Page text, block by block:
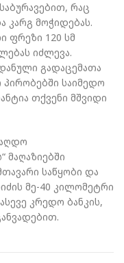
რაც
კარგ მოჭიდებას.
ფრეზი 120 სმ
იძლევა.
გადაცემათა
პირობებში საიმედო
თქვენი მშვიდი
მაღაზიებში
საწყობი და
მე-40 კილომეტრი
კრედო ბანკის,